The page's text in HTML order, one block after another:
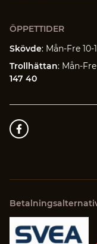
ÖPPETTIDER
Skövde: Mån-Fre 10-
Trollhättan: Mån-Fre
147 40